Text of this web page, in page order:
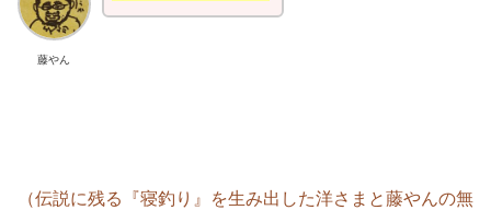
藤やん
（伝説に残る『寝釣り』を生み出した洋さまと藤やんの無